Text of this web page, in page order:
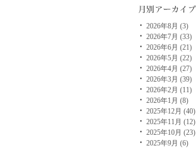
2026年8月 (3)
2026年7月 (33)
2026年6月 (21)
2026年5月 (22)
2026年4月 (27)
2026年3月 (39)
2026年2月 (11)
2026年1月 (8)
2025年12月 (40)
2025年11月 (12)
2025年10月 (23)
2025年9月 (6)